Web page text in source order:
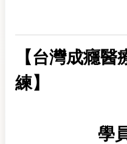
【台灣成癮醫
練】
學員實